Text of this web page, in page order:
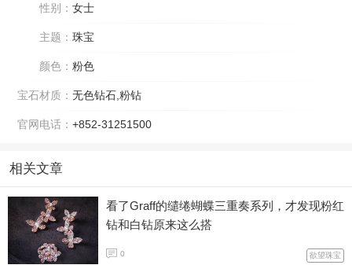
性别： 女士
主题： 珠宝
颜色： 粉色
宝石材质： 无色钻石,粉钻
官网电话： +852-31251500
相关文章
看了Graff的缱绻蝴蝶三重奏系列，才发现粉红
钻和白钻原来这么搭
0 欲望珠宝